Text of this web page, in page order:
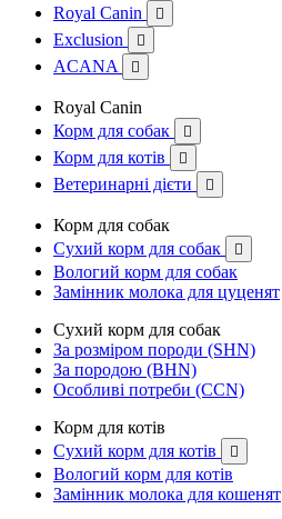
Royal Canin

Exclusion 
ACANA 
Royal Canin
Корм для собак

Корм для котів 
Ветеринарні дієти 
Корм для собак
Сухий корм для собак

Вологий корм для собак
Замінник молока для цуценят
Сухий корм для собак
За розміром породи (SHN)
За породою (BHN)
Особливі потреби (CCN)
Корм для котів
Сухий корм для котів

Вологий корм для котів
Замінник молока для кошенят